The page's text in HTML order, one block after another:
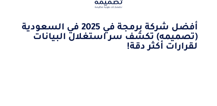
أفضل شركة برمجة في 2025 في السعودية
(تصميمه) تكشف سر استغلال البيانات
لقرارات أكثر دقة!